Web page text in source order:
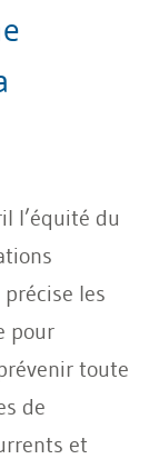
l’équité du
les
pour
toute
de
et